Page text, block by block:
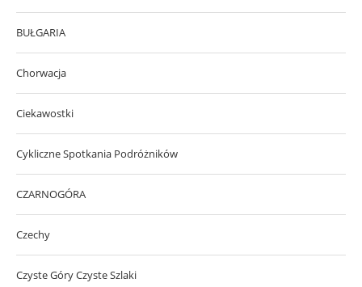
BUŁGARIA
Chorwacja
Ciekawostki
Cykliczne Spotkania Podróżników
CZARNOGÓRA
Czechy
Czyste Góry Czyste Szlaki